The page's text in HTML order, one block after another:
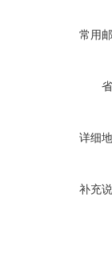
常用
详细
补充